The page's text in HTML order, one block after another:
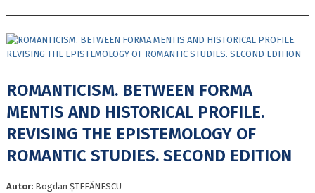
ROMANTICISM. BETWEEN FORMA
MENTIS AND HISTORICAL PROFILE.
REVISING THE EPISTEMOLOGY OF
ROMANTIC STUDIES. SECOND EDITION
Autor: Bogdan ȘTEFĂNESCU